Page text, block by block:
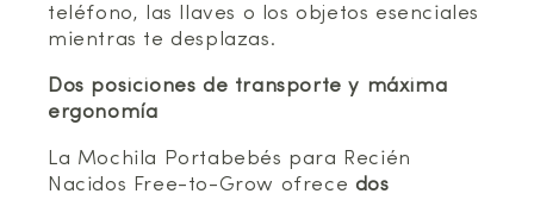
teléfono, las llaves o los objetos esenciales
mientras te desplazas.
Dos posiciones de transporte y máxima
ergonomía
La Mochila Portabebés para Recién
Nacidos Free-to-Grow ofrece dos